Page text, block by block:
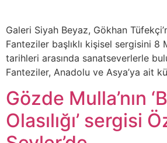
Galeri Siyah Beyaz, Gökhan
Fanteziler başlıklı kişisel sergisini 8
tarihleri arasında sanatseverlerle
Fanteziler, Anadolu ve Asya’ya ait
Gözde Mulla’nın
Olasılığı’ sergisi